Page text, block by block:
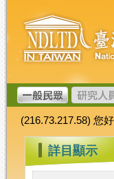
跳
到
主
要
內
容
臺
灣
博
碩
士
論
文
加
值
系
統
(216.73.217.58) 您
::: 詳目顯示